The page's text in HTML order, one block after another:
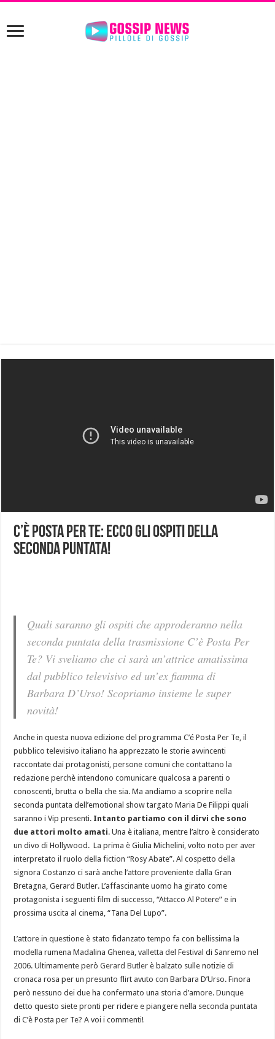
C’è Posta Per Te: ecco gli ospiti della
seconda puntata!
Quali saranno gli ospiti che approderanno nella
seconda puntata della trasmissione C’è Posta Per
Te? Vi sveliamo che ci sarà un’attrice amatissima
dal pubblico televisivo ed un’ex fiamma di
Barbara D’Urso! Scopriamo insieme le super
novità!
Anche in questa nuova edizione del programma C’é Posta Per Te, il
pubblico televisivo italiano ha apprezzato le storie avvincenti
raccontate dai protagonisti, persone comuni che contattano la
redazione perchè intendono comunicare qualcosa a parenti o
conoscenti, brutta o bella che sia. Ma andiamo a scoprire nella
seconda puntata dell’emotional show targato Maria De Filippi quali
saranno i Vip presenti. Intanto partiamo con il dirvi che sono
due attori molto amati. Una è italiana, mentre l’altro è considerato
un divo di Hollywood. La prima è Giulia Michelini, volto noto per aver
interpretato il ruolo della fiction “Rosy Abate”. Al cospetto della
signora Costanzo ci sarà anche l’attore proveniente dalla Gran
Bretagna, Gerard Butler. L’affascinante uomo ha girato come
protagonista i seguenti film di successo, “Attacco Al Potere” e in
prossima uscita al cinema, “Tana Del Lupo”.
L’attore in questione è stato fidanzato tempo fa con bellissima la
modella rumena Madalina Ghenea, valletta del Festival di Sanremo nel
2006. Ultimamente peròGerard Butler è balzato sulle notizie di
cronaca rosa per un presunto flirt avuto con Barbara D’Urso. Finora
però nessuno dei due ha confermato una storia d’amore. Dunque
detto questo siete pronti per ridere e piangere nella seconda puntata
di C’è Posta per Te? A voi i commenti!